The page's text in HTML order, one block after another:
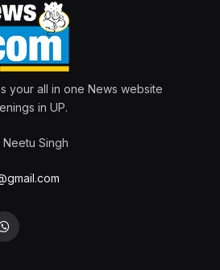
your all in one News website
in UP.
Singh
WhatsApp